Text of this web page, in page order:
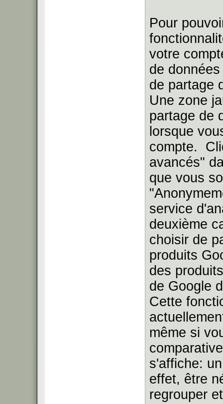
Pour
votre
de
de partage
Une zone
partage de
lorsque
compte.
avancés"
que vous
service
deuxième
choisir de
produits
des
de Google
Cette
même si
s'affiche:
effet, être
regrouper